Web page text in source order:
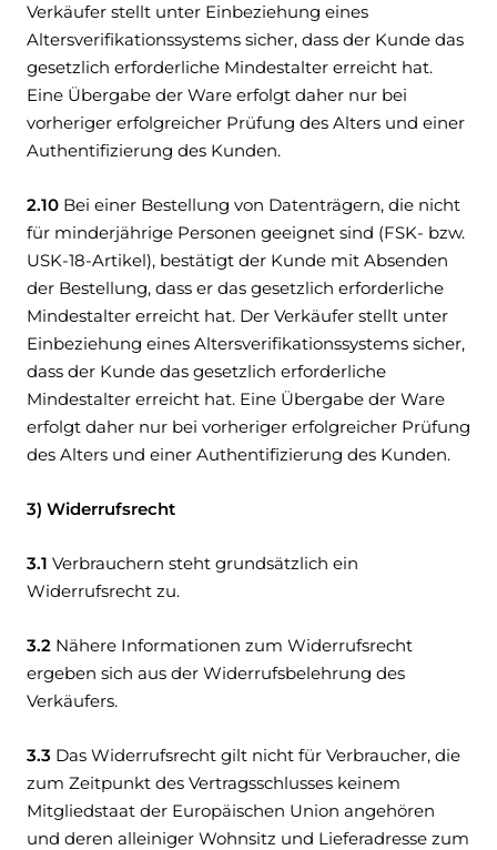
Verkäufer stellt unter Einbeziehung eines
Altersverifikationssystems sicher, dass der Kunde das
gesetzlich erforderliche Mindestalter erreicht hat.
Eine Übergabe der Ware erfolgt daher nur bei
vorheriger erfolgreicher Prüfung des Alters und einer
Authentifizierung des Kunden.
2.10 Bei einer Bestellung von Datenträgern, die nicht
für minderjährige Personen geeignet sind (FSK- bzw.
USK-18-Artikel), bestätigt der Kunde mit Absenden
der Bestellung, dass er das gesetzlich erforderliche
Mindestalter erreicht hat. Der Verkäufer stellt unter
Einbeziehung eines Altersverifikationssystems sicher,
dass der Kunde das gesetzlich erforderliche
Mindestalter erreicht hat. Eine Übergabe der Ware
erfolgt daher nur bei vorheriger erfolgreicher Prüfung
des Alters und einer Authentifizierung des Kunden.
3) Widerrufsrecht
3.1 Verbrauchern steht grundsätzlich ein
Widerrufsrecht zu.
3.2 Nähere Informationen zum Widerrufsrecht
ergeben sich aus der Widerrufsbelehrung des
Verkäufers.
3.3 Das Widerrufsrecht gilt nicht für Verbraucher, die
zum Zeitpunkt des Vertragsschlusses keinem
Mitgliedstaat der Europäischen Union angehören
und deren alleiniger Wohnsitz und Lieferadresse zum